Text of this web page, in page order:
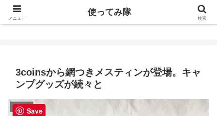
使ってみ隊
3coinsから網つきメスティンが登場。キャ
ンプグッズが続々と
キャンプ
メニュー
使ってみ隊
検索
Save